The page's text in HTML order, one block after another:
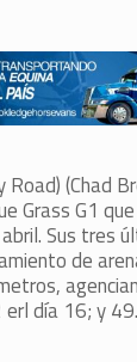
Road) (Chad
Grass G1
abril. Sus tres
de
día 16; y